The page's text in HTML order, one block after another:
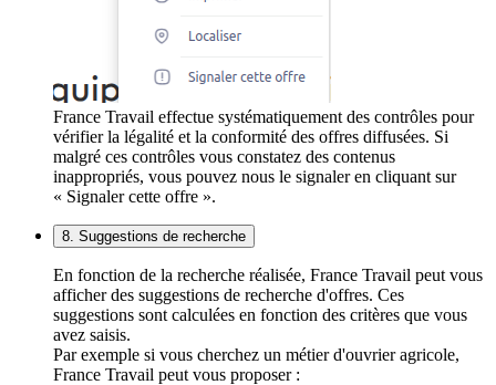
France Travail effectue systématiquement des contrôles pour
vérifier la légalité et la conformité des offres diffusées. Si
malgré ces contrôles vous constatez des contenus
inappropriés, vous pouvez nous le signaler en cliquant sur
« Signaler cette offre ».
8. Suggestions de recherche
En fonction de la recherche réalisée, France Travail peut vous
afficher des suggestions de recherche d'offres. Ces
suggestions sont calculées en fonction des critères que vous
avez saisis.
Par exemple si vous cherchez un métier d'ouvrier agricole,
France Travail peut vous proposer :